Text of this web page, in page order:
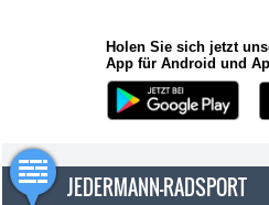
Holen Sie sich jetzt
App für Android und
JEDERMANN-RADSPORT